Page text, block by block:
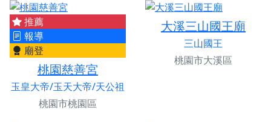
推薦
報導
廟登
桃園慈善宮
玉皇大帝/玉天大帝/天公祖
桃園市桃園區
大溪三山國王廟
三山國王
桃園市大溪區